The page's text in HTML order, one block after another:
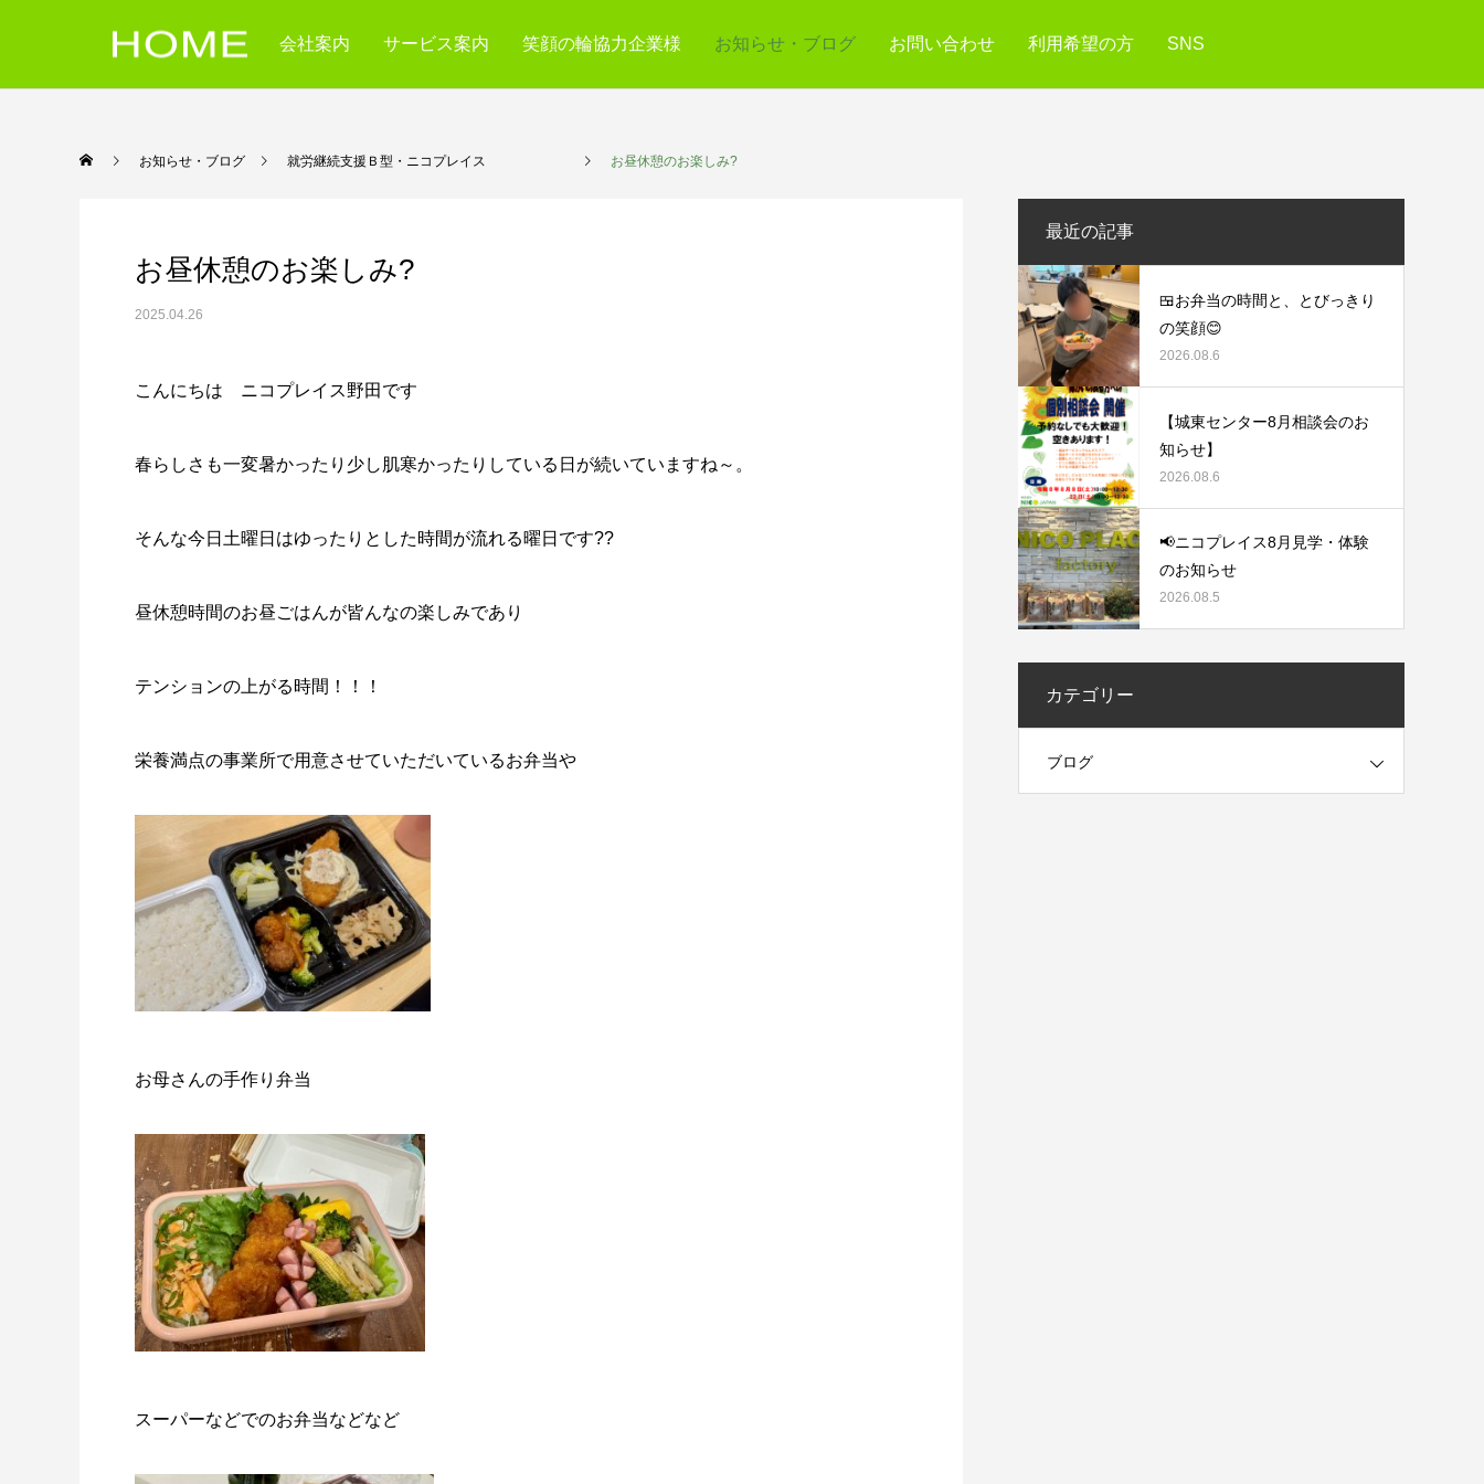
会社案内 サービス案内 笑顔の輪協力企業様 お知らせ・ブログ お問い合わせ 利用希望の方 SNS
お知らせ・ブログ 就労継続支援Ｂ型・ニコプレイス お昼休憩のお楽しみ?
お昼休憩のお楽しみ?
2025.04.26
こんにちは ニコプレイス野田です
春らしさも一変暑かったり少し肌寒かったりしている日が続いていますね～。
そんな今日土曜日はゆったりとした時間が流れる曜日です??
昼休憩時間のお昼ごはんが皆んなの楽しみであり
テンションの上がる時間！！！
栄養満点の事業所で用意させていただいているお弁当や
お母さんの手作り弁当
スーパーなどでのお弁当などなど
最近の記事
🍱お弁当の時間と、とびっきり
の笑顔😊
2026.08.6
【城東センター8月相談会のお
知らせ】
2026.08.6
📢ニコプレイス8月見学・体験
のお知らせ
2026.08.5
カテゴリー
ブログ